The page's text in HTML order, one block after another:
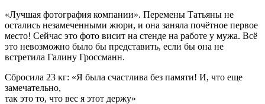
«Лучшая фотография компании». Перемены Татьяны не
остались незамеченными жюри, и она заняла почётное первое
место! Сейчас это фото висит на стенде на работе у мужа. Всё
это невозможно было бы представить, если бы она не
встретила Галину Гроссманн.
Сбросила 23 кг: «Я была счастлива без памяти! И, что еще
замечательно,
так это то, что вес я этот держу»